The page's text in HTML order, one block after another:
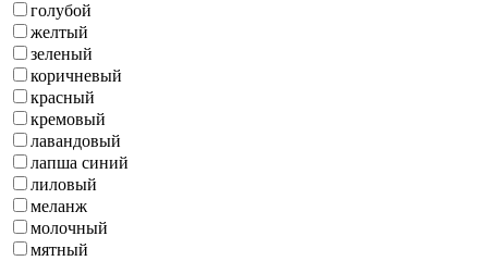
голубой
желтый
зеленый
коричневый
красный
кремовый
лавандовый
лапша синий
лиловый
меланж
молочный
мятный